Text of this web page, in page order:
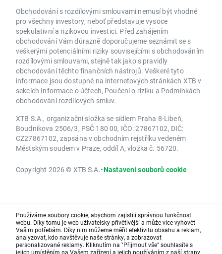
Obchodování s rozdílovými smlouvami nemusí být vhodné
pro všechny investory, neboť představuje vysoce
spekulativní a rizikovou investici. Před zahájením
obchodování Vám důrazně doporučujeme seznámit se s
veškerými potenciálními riziky souvisejícími s obchodováním
rozdílovými smlouvami, stejně tak jako s pravidly
obchodování těchto finančních nástrojů. Veškeré tyto
informace jsou dostupné na internetových stránkách XTB v
sekcích Informace o účtech, Poučení o riziku a Podmínkách
obchodování rozdílových smluv.
XTB S.A., organizační složka se sídlem Praha 8-Libeň,
Boudníkova 2506/3, PSČ 180 00, IČO: 27867102, DIČ:
CZ27867102, zapsána v obchodním rejstříku vedeném
Městským soudem v Praze, oddíl A, vložka č. 56720.
Copyright 2026 © XTB S.A.•Nastavení souborů cookie
Používáme soubory cookie, abychom zajistili správnou funkčnost
webu. Díky tomu je web uživatelsky přívětivější a může více vyhovět
Vašim potřebám. Díky nim můžeme měřit efektivitu obsahu a reklam,
analyzovat, kdo navštěvuje naše stránky, a zobrazovat
personalizované reklamy. Kliknutím na "Přijmout vše“ souhlasíte s
jejich umístěním na Vašem zařízení a jejich používáním z naší strany.